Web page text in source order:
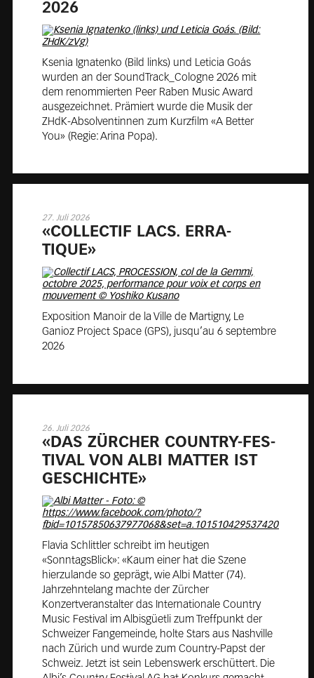
2026
Ksenia Ignatenko (Bild links) und Leticia Goás
wurden an der SoundTrack_Cologne 2026 mit
dem renommierten Peer Raben Music Award
ausgezeichnet. Prämiert wurde die Musik der
ZHdK-Absolventinnen zum Kurzfilm «A Better
You» (Regie: Arina Popa).
27. Juli 2026
«COL­LEC­TIF LACS. ER­RA­
TIQUE»
Exposition Manoir de la Ville de Martigny, Le
Ganioz Project Space (GPS), jusqu’au 6 septembre
2026
26. Juli 2026
«DAS ZÜR­CHER COUN­TRY-FES­
TI­VAL VON ALBI MAT­TER IST
GE­SCHICH­TE»
Flavia Schlittler schreibt im heutigen
«SonntagsBlick»: «Kaum einer hat die Szene
hierzulande so geprägt, wie Albi Matter (74).
Jahrzehntelang machte der Zürcher
Konzertveranstalter das Internationale Country
Music Festival im Albisgüetli zum Treffpunkt der
Schweizer Fangemeinde, holte Stars aus Nashville
nach Zürich und wurde zum Country-Papst der
Schweiz. Jetzt ist sein Lebenswerk erschüttert. Die